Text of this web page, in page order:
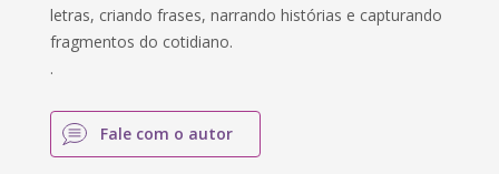
letras, criando frases, narrando histórias e capturando
fragmentos do cotidiano.
.
Fale com o autor